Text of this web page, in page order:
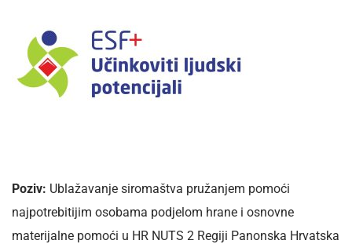
Poziv: Ublažavanje siromaštva pružanjem pomoći
najpotrebitijim osobama podjelom hrane i osnovne
materijalne pomoći u HR NUTS 2 Regiji Panonska Hrvatska